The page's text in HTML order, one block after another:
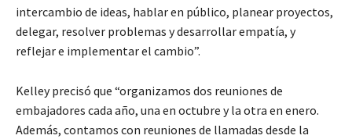
intercambio de ideas, hablar en público, planear proyectos,
delegar, resolver problemas y desarrollar empatía, y
reflejar e implementar el cambio”.
Kelley precisó que “organizamos dos reuniones de
embajadores cada año, una en octubre y la otra en enero.
Además, contamos con reuniones de llamadas desde la